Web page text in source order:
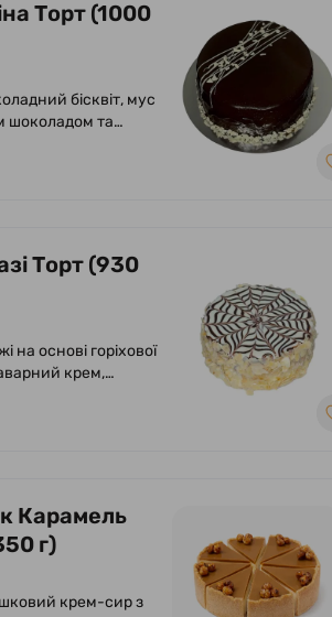
Торт (1000
шоколадом та
з
Торт (930
на основі горіхової
крем,
Карамель
г)
крем-сир з